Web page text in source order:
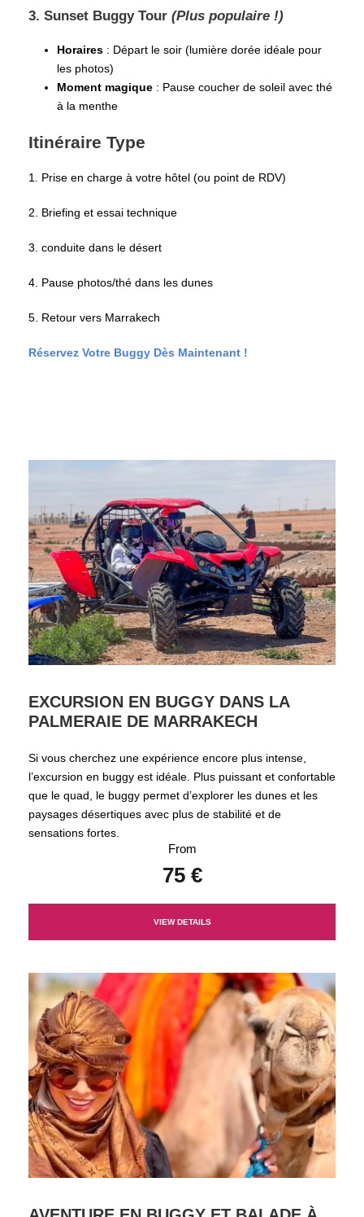
3. Sunset Buggy Tour (Plus populaire !)
Horaires : Départ le soir (lumière dorée idéale pour
les photos)
Moment magique : Pause coucher de soleil avec thé
à la menthe
Itinéraire Type
1. Prise en charge à votre hôtel (ou point de RDV)
2. Briefing et essai technique
3. conduite dans le désert
4. Pause photos/thé dans les dunes
5. Retour vers Marrakech
Réservez Votre Buggy Dès Maintenant !
EXCURSION EN BUGGY DANS LA
PALMERAIE DE MARRAKECH
Si vous cherchez une expérience encore plus intense,
l’excursion en buggy est idéale. Plus puissant et confortable
que le quad, le buggy permet d’explorer les dunes et les
paysages désertiques avec plus de stabilité et de
sensations fortes.
From
75 €
VIEW DETAILS